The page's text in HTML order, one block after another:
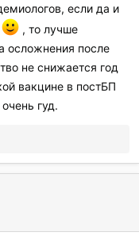
если да и
, то лучше
осложнения после
не снижается год
вакцине в постБП
гуд.